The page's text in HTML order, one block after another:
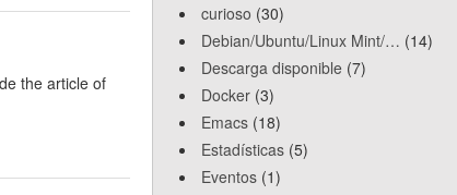
the article of
curioso (30)
Debian/Ubuntu/Linux Mint/… (14)
Descarga disponible (7)
Docker (3)
Emacs (18)
Estadísticas (5)
Eventos (1)